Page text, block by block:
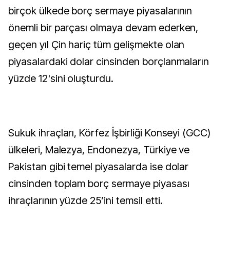
birçok ülkede borç sermaye piyasalarının
önemli bir parçası olmaya devam ederken,
geçen yıl Çin hariç tüm gelişmekte olan
piyasalardaki dolar cinsinden borçlanmaların
yüzde 12'sini oluşturdu.
Sukuk ihraçları, Körfez İşbirliği Konseyi (GCC)
ülkeleri, Malezya, Endonezya, Türkiye ve
Pakistan gibi temel piyasalarda ise dolar
cinsinden toplam borç sermaye piyasası
ihraçlarının yüzde 25’ini temsil etti.